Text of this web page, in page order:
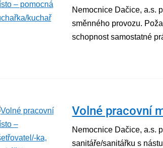
Nemocnice Dačice, a.s.
směnného provozu.
schopnost samostatné
Volné pracovní
Nemocnice Dačice, a.s.
sanitáře/sanitářku s